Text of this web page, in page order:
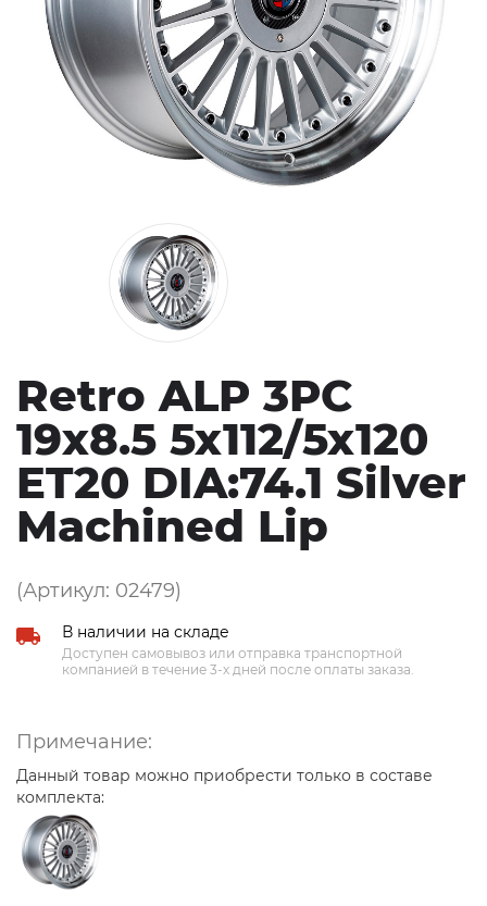
Retro ALP 3PC
19x8.5 5x112/5x120
ET20 DIA:74.1 Silver
Machined Lip
(Артикул: 02479)
В наличии на складе
Доступен самовывоз или отправка транспортной
компанией в течение 3-х дней после оплаты заказа.
Примечание:
Данный товар можно приобрести только в составе
комплекта: